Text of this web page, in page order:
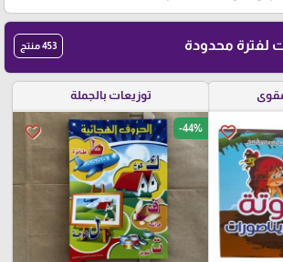
محدودة 453 منتج
favorite_border
توزيعات بالجملة
favorite_border -44%